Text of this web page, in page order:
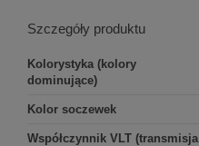
Szczegóły produktu
Kolorystyka (kolory
dominujące)
Kolor soczewek
Współczynnik VLT (transmisja